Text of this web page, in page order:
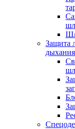
Защита
дыхания